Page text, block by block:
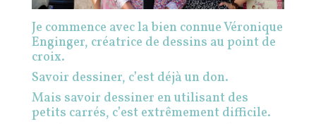
Je commence avec la bien connue Véronique
Enginger, créatrice de dessins au point de
croix.
Savoir dessiner, c’est déjà un don.
Mais savoir dessiner en utilisant des
petits carrés, c’est extrêmement difficile.